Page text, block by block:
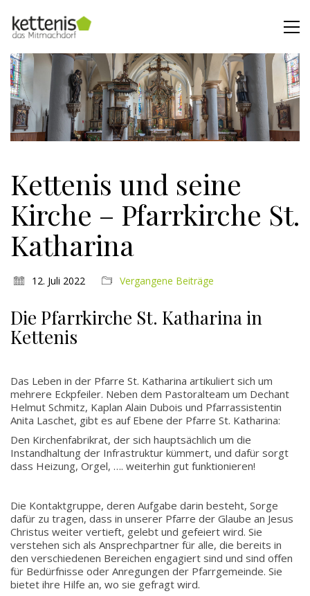
Kettenis und seine
Kirche – Pfarrkirche St.
Katharina
12. Juli 2022 Vergangene Beiträge
Die Pfarrkirche St. Katharina in
Kettenis
Das Leben in der Pfarre St. Katharina artikuliert sich um
mehrere Eckpfeiler. Neben dem Pastoralteam um Dechant
Helmut Schmitz, Kaplan Alain Dubois und Pfarrassistentin
Anita Laschet, gibt es auf Ebene der Pfarre St. Katharina:
Den Kirchenfabrikrat, der sich hauptsächlich um die
Instandhaltung der Infrastruktur kümmert, und dafür sorgt
dass Heizung, Orgel, …. weiterhin gut funktionieren!
Die Kontaktgruppe, deren Aufgabe darin besteht, Sorge
dafür zu tragen, dass in unserer Pfarre der Glaube an Jesus
Christus weiter vertieft, gelebt und gefeiert wird. Sie
verstehen sich als Ansprechpartner für alle, die bereits in
den verschiedenen Bereichen engagiert sind und sind offen
für Bedürfnisse oder Anregungen der Pfarrgemeinde. Sie
bietet ihre Hilfe an, wo sie gefragt wird.